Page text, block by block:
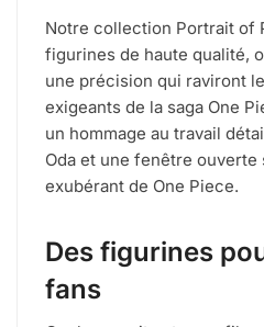
Notre collection Portrait of
figurines de haute qualité,
une précision qui raviront
exigeants de la saga One
un hommage au travail
Oda et une fenêtre
exubérant de One Piece.
Des figurines
fans